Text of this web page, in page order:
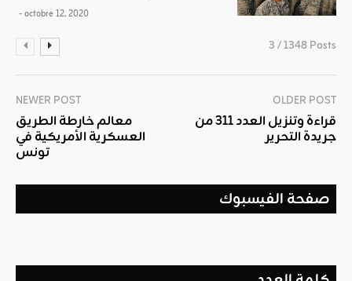
- octobre 12, 2020
3 / 1348 Posts
NEWER POST
معالم خارطة الطريق
العسكرية الأمريكية في
تونس
OLDER POST
قراءة وتنزيل العدد 311 من
جريدة التحرير
صفحة الفيسبوك